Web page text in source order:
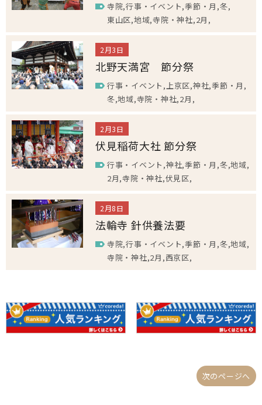
寺院 行事・イベント 季節・月 冬
東山区 地域 寺院・神社 2月
2月3日
北野天満宮 節分祭
行事・イベント 上京区 神社 季節・月
冬 地域 寺院・神社 2月
2月3日
伏見稲荷大社 節分祭
行事・イベント 神社 季節・月 冬 地域
2月 寺院・神社 伏見区
2月8日
法輪寺 針供養法要
寺院 行事・イベント 季節・月 冬 地域
寺院・神社 2月 西京区
次のページへ